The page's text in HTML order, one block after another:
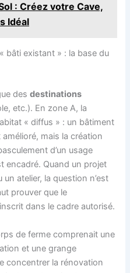
: Créez votre Cave,
Idéal
bâti existant » : la base du
desdestinations
etc.). En zone A, la
« diffus » : un bâtiment
mais la création
d’un usage
encadré. Quand un projet
atelier, la question n’est
prouver que le
dans le cadre autorisé.
de ferme comprenait une
et une grange
concentrer la rénovation